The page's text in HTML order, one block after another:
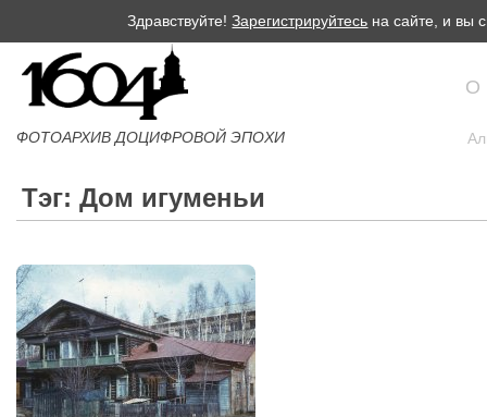
Здравствуйте!Зарегистрируйтесь на сайте, и вы
ФОТОАРХИВ ДОЦИФРОВОЙ ЭПОХИ
О
Тэг: Дом игуменьи